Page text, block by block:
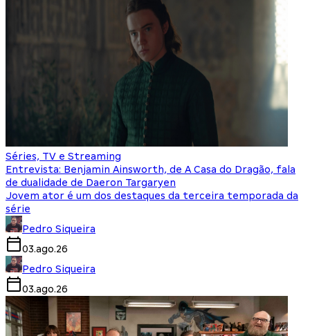
Séries, TV e Streaming
Entrevista: Benjamin Ainsworth, de A Casa do Dragão, fala
de dualidade de Daeron Targaryen
Jovem ator é um dos destaques da terceira temporada da
série
Pedro Siqueira
03.ago.26
Pedro Siqueira
03.ago.26